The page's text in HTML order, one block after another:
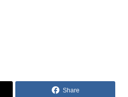
Share